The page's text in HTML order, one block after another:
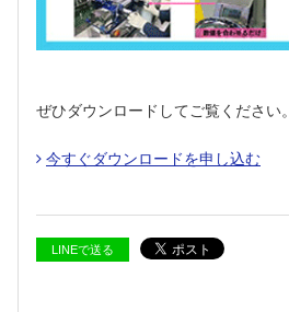
ぜひダウンロードしてご覧ください。
今すぐダウンロードを申し込む
LINEで送る